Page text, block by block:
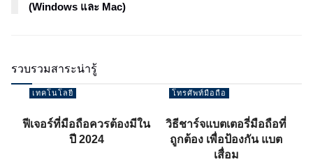
(Windows และ Mac)
รวบรวมสาระน่ารู้
เทคโนโลยี
ฟีเจอร์ที่มือถือควรต้องมีใน
ปี 2024
โทรศัพท์มือถือ
วิธีชาร์จแบตเตอรี่มือถือที่
ถูกต้อง เพื่อป้องกัน แบต
เสื่อม